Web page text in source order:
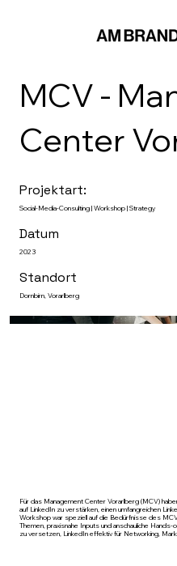
MCV -
Center
Projektart:
Social-Media-Consulting | Workshop | Strategy
Datum
2023
Standort
Dornbirn, Vorarlberg
Für das Management Center Vorarlberg (MCV)
auf LinkedIn zu verstärken, einen umfangreichen
Workshop war speziell auf die Bedürfnisse des
Themen, praxisnahe Inputs und anschauliche
zu versetzen, LinkedIn effektiv für Networking,